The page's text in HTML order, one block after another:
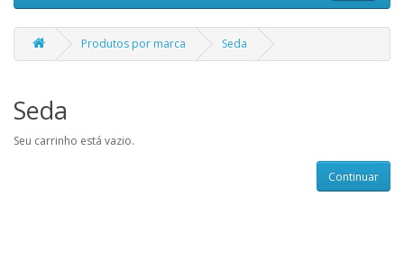
Produtos por marca Seda
Seda
Seu carrinho está vazio.
Continuar